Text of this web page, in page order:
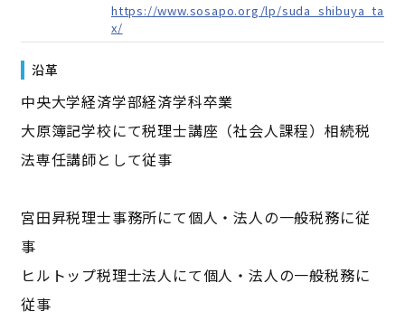
https://www.sosapo.org/lp/suda_shibuya_ta
x/
沿革
中央大学経済学部経済学科卒業
大原簿記学校にて税理士講座（社会人課程）相続税
法専任講師として従事
宮田昇税理士事務所にて個人・法人の一般税務に従
事
ヒルトップ税理士法人にて個人・法人の一般税務に
従事